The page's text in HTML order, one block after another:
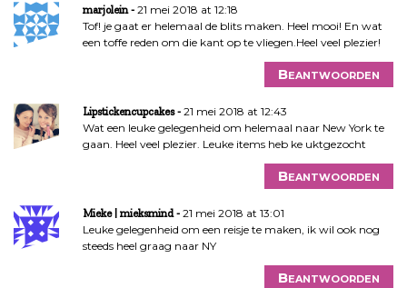
marjolein
21 mei 2018 at 12:18
Tof! je gaat er helemaal de blits maken. Heel mooi! En wat
een toffe reden om die kant op te vliegen.Heel veel plezier!
Beantwoorden
Lipstickencupcakes
21 mei 2018 at 12:43
Wat een leuke gelegenheid om helemaal naar New York te
gaan. Heel veel plezier. Leuke items heb ke uktgezocht
Beantwoorden
Mieke | mieksmind
21 mei 2018 at 13:01
Leuke gelegenheid om een reisje te maken, ik wil ook nog
steeds heel graag naar NY
Beantwoorden